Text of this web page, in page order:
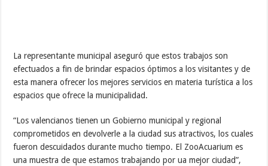
La representante municipal aseguró que estos trabajos son
efectuados a fin de brindar espacios óptimos a los visitantes y de
esta manera ofrecer los mejores servicios en materia turística a los
espacios que ofrece la municipalidad.
“Los valencianos tienen un Gobierno municipal y regional
comprometidos en devolverle a la ciudad sus atractivos, los cuales
fueron descuidados durante mucho tiempo. El ZooAcuarium es
una muestra de que estamos trabajando por ua mejor ciudad”,